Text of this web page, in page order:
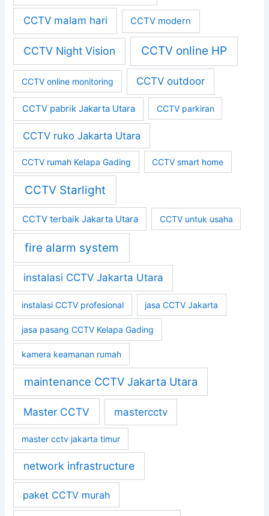
CCTV malam hari CCTV modern
CCTV Night Vision CCTV online HP
CCTV online monitoring CCTV outdoor
CCTV pabrik Jakarta Utara CCTV parkiran
CCTV ruko Jakarta Utara
CCTV rumah Kelapa Gading CCTV smart home
CCTV Starlight
CCTV terbaik Jakarta Utara CCTV untuk usaha
fire alarm system
instalasi CCTV Jakarta Utara
instalasi CCTV profesional jasa CCTV Jakarta
jasa pasang CCTV Kelapa Gading
kamera keamanan rumah
maintenance CCTV Jakarta Utara
Master CCTV mastercctv
master cctv jakarta timur
network infrastructure
paket CCTV murah